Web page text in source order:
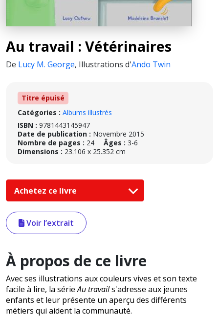
Au travail : Vétérinaires
De Lucy M. George, Illustrations d'Ando Twin
Titre épuisé
Catégories : Albums illustrés
ISBN : 9781443145947
Date de publication : Novembre 2015
Nombre de pages : 24 Âges : 3-6
Dimensions : 23.106 x 25.352 cm
Achetez ce livre
Voir l’extrait
À propos de ce livre
Avec ses illustrations aux couleurs vives et son texte
facile à lire, la sérieAu travails'adresse aux jeunes
enfants et leur présente un aperçu des différents
métiers qui aident la communauté.